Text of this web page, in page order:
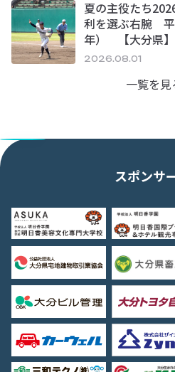
夏の主役たち
利を選ぶ右腕 平
年） 【大分県】
2026.08.01
一覧を見
スポンサ